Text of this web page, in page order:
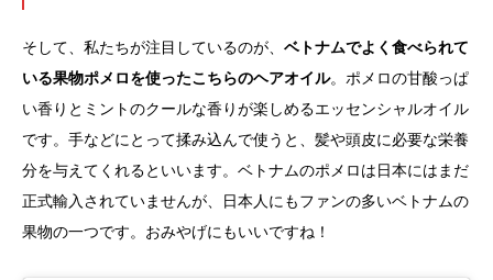
そして、私たちが注目しているのが、 ベトナムでよく食べられて
いる果物ポメロを使ったこちらのヘアオイル。ポメロの甘酸っぱ
い香りとミントのクールな香りが楽しめるエッセンシャルオイル
です。手などにとって揉み込んで使うと、髪や頭皮に必要な栄養
分を与えてくれるといいます。ベトナムのポメロは日本にはまだ
正式輸入されていませんが、日本人にもファンの多いベトナムの
果物の一つです。おみやげにもいいですね！